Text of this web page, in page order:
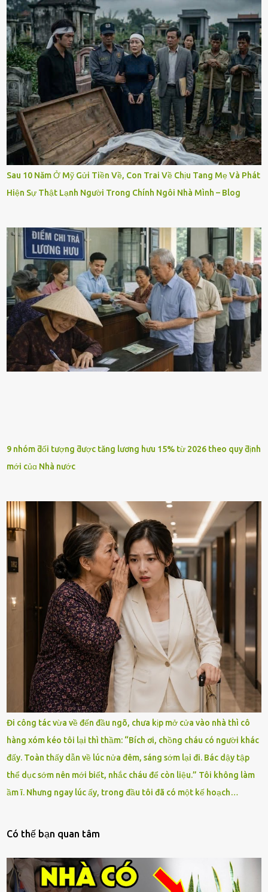
Sau 10 Năm Ở Mỹ Gửi Tiền Về, Con Trai Về Chịu Tang Mẹ Và Phát
Hiện Sự Thật Lạnh Người Trong Chính Ngôi Nhà Mình – Blog
9 nhóm ƌối tượng ƌược tăng lương hưu 15% từ 2026 theo quy ƌịnh
mới củɑ Nhà nước
Đi công tác vừa về đến đầu ngõ, chưa kịp mở cửa vào nhà thì cô
hàng xóm kéo tôi lại thì thầm: “Bích ơi, chồng cháu có người khác
đấy. Toàn thấy dẫn về lúc nửa đêm, sáng sớm lại đi. Bác dậy tập
thể dục sớm nên mới biết, nhắc cháu để còn liệu.” Tôi không làm
ầm ĩ. Nhưng ngay lúc ấy, trong đầu tôi đã có một kế hoạch…
Có thế bạn quan tâm